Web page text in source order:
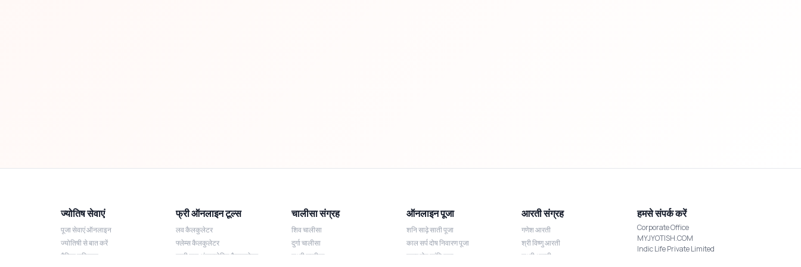
ज्योतिष सेवाएं
पूजा सेवाएं ऑनलाइन
ज्योतिषी से बात करें
दैनिक राशिफल
फ्री ऑनलाइन टूल्स
लव कैलकुलेटर
फ्लेम्स कैलकुलेटर
लकी नाम अंकज्योतिष कैलकुलेटर
चालीसा संग्रह
शिव चालीसा
दुर्गा चालीसा
लक्ष्मी चालीसा
ऑनलाइन पूजा
शनि साढ़े साती पूजा
काल सर्प दोष निवारण पूजा
नज़र दोष शांति पूजा
आरती संग्रह
गणेश आरती
श्री विष्णु आरती
लक्ष्मी आरती
हमसे संपर्क करें
Corporate Office
MYJYOTISH.COM
Indic Life Private Limited